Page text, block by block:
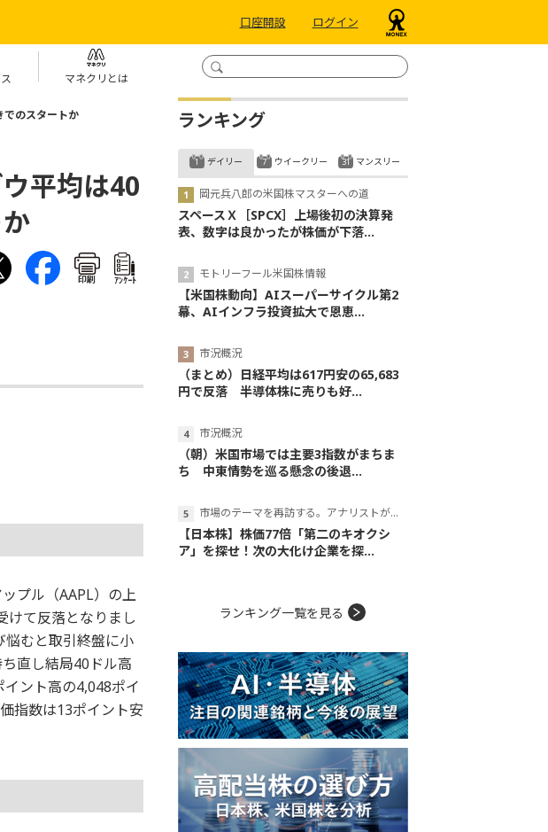
口座開設 ログイン
マネクリとは
のスタートか
平均は40
印刷 ｱﾝｹｰﾄ
プル（AAPL）の上
けて反落となりまし
むと取引終盤に小
直し結局40ドル高
ント高の4,048ポイ
指数は13ポイント安
ランキング
デイリー
岡元兵八郎の米国株マスターへの道
スペースＸ［SPCX］上場後初の決算発
表、数字は良かったが株価が下落...
モトリーフール米国株情報
【米国株動向】AIスーパーサイクル第2
幕、AIインフラ投資拡大で恩恵...
市況概況
（まとめ）日経平均は617円安の65,683
円で反落 半導体株に売りも好...
市況概況
（朝）米国市場では主要3指数がまちま
ち 中東情勢を巡る懸念の後退...
市場のテーマを再訪する。アナリストが読み解くテーマの本質
【日本株】株価77倍「第二のキオクシ
ア」を探せ！次の大化け企業を探...
ウイークリー マンスリー
ランキング一覧を見る